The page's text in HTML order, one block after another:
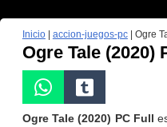
Inicio| accion-juegos-pc| Ogre
Ogre Tale (2020)
Ogre Tale (2020) PC Full